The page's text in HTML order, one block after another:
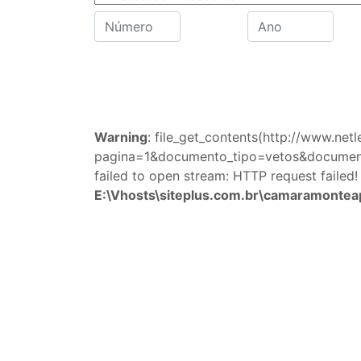
Warning: file_get_contents(http://
failed to open stream: HTTP request